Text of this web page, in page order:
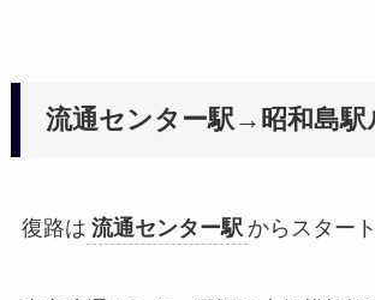
流通センター駅→昭和島駅
復路は 流通センター駅 からスター